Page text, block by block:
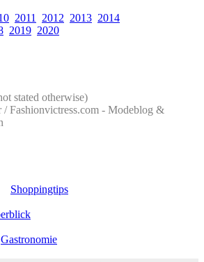
2011 2012 2013 2014
2019 2020
stated otherwise)
Fashionvictress.com - Modeblog &
Shoppingtips
Gastronomie